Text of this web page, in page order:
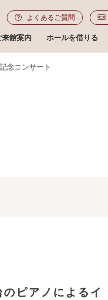
よくあるご質問
来館案内 ホールを借りる
念コンサート
ピアノによるイ